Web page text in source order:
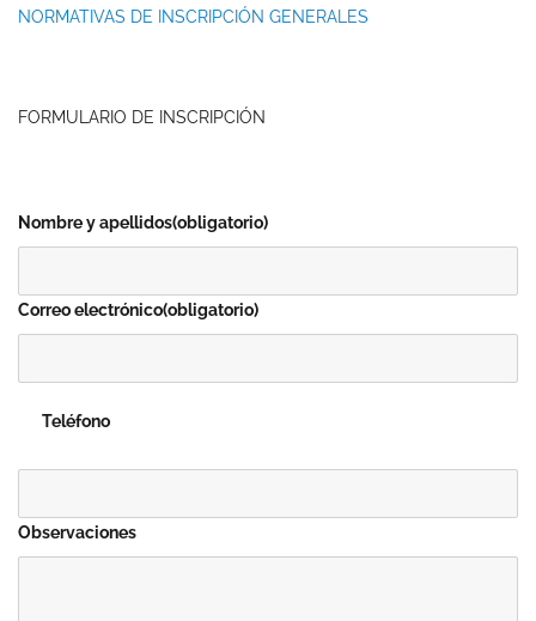
NORMATIVAS DE INSCRIPCIÓN GENERALES
FORMULARIO DE INSCRIPCIÓN
Nombre y apellidos(obligatorio)
Correo electrónico(obligatorio)
Teléfono
Observaciones